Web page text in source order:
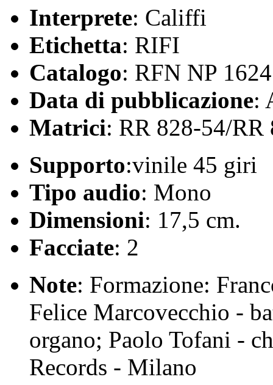
Interprete: Califfi
Etichetta: RIFI
Catalogo: RFN NP
Data di pubblicazione:
Matrici: RR 828-54/RR
Supporto:vinile 45 giri
Tipo audio: Mono
Dimensioni: 17,5 cm.
Facciate: 2
Note: Formazione:
Felice Marcovecchio -
organo; Paolo Tofani -
Records - Milano